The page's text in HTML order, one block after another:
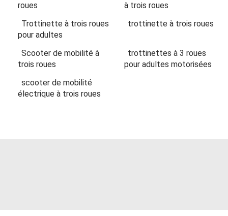
roues
à trois roues
Trottinette à trois roues
pour adultes
trottinette à trois roues
Scooter de mobilité à
trois roues
trottinettes à 3 roues
pour adultes motorisées
scooter de mobilité
électrique à trois roues